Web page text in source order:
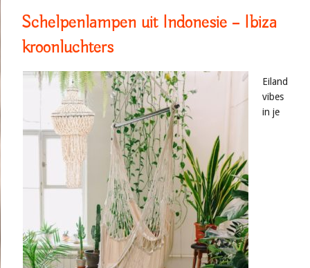
Schelpenlampen uit Indonesie – Ibiza
kroonluchters
Eiland
vibes
in je